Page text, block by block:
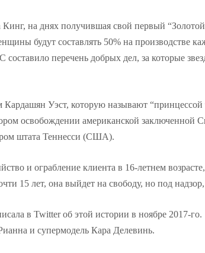
на днях получившая свой первый
будут составлять 50% на производстве
перечень добрых дел, за которые
Кардашян Уэст, которую называют
освобождении американской заключенной
штата Теннесси (США).
и ограбление клиента в 16-летнем
15 лет, она выйдет на свободу, но под
в Twitter об этой истории в ноябре 2017-го.
и супермодель Кара Делевинь.